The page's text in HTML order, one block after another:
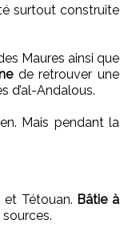
surtout construite
Maures ainsi que
de retrouver une
d’al-Andalous.
Mais pendant la
Tétouan. Bâtie à